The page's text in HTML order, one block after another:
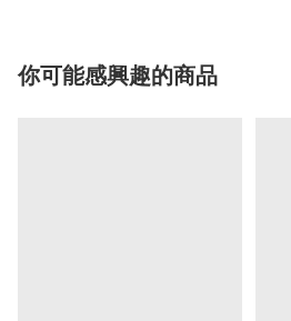
你可能感興趣的商品